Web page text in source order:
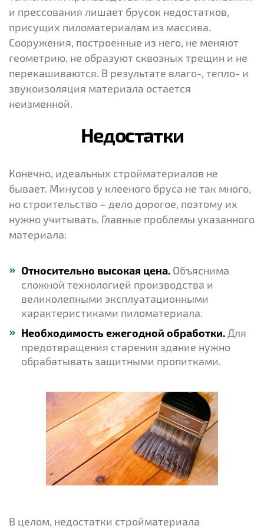
и прессования лишает брусок недостатков,
присущих пиломатериалам из массива.
Сооружения, построенные из него, не меняют
геометрию, не образуют сквозных трещин и не
перекашиваются. В результате влаго-, тепло- и
звукоизоляция материала остается
неизменной.
Недостатки
Конечно, идеальных стройматериалов не
бывает. Минусов у клееного бруса не так много,
но строительство – дело дорогое, поэтому их
нужно учитывать. Главные проблемы указанного
материала:
Относительно высокая цена. Объяснима
сложной технологией производства и
великолепными эксплуатационными
характеристиками пиломатериала.
Необходимость ежегодной обработки. Для
предотвращения старения здание нужно
обрабатывать защитными пропитками.
В целом, недостатки стройматериала